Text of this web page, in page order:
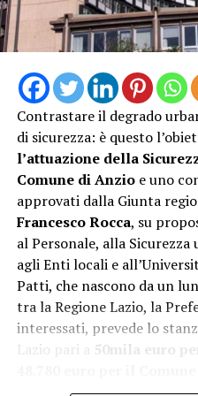
“L’attivazione della
sindaco Matilde
concreta alle esigenze del
di maggiore affluenza
residenti e turisti un
la tutela della salute e
litorale ancora più
Contrastare il degrado
di sicurezza: è questo
l’attuazione della
Comune di Anzioe uno
approvati dalla Giunta
Francesco Rocca, su
al Personale, alla
agli Enti locali e
Patti, che nascono da un
tra la Regione Lazio, la
interessati, prevede lo
Lazio pari a
50mila euro